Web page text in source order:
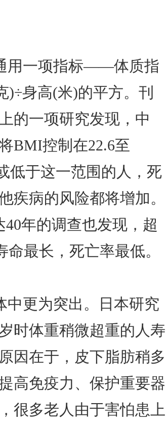
用一项指标——体质指
身高(米)的平方。刊
的一项研究发现，中
BMI控制在22.6至
低于这一范围的人，死
疾病的风险都将增加。
年的调查也发现，超
最长，死亡率最低。
中更为突出。日本研究
时体重稍微超重的人寿
因在于，皮下脂肪稍多
高免疫力、保护重要器
很多老人由于害怕患上